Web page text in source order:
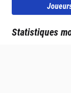
Statistiques